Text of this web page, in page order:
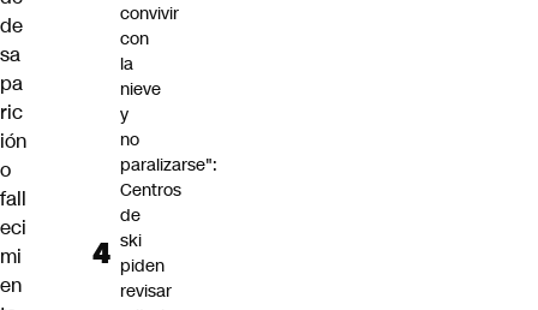
de
sa
pa
ric
ión
o
fall
eci
mi
en
convivir
con
la
nieve
y
no
paralizarse":
Centros
de
ski
piden
revisar